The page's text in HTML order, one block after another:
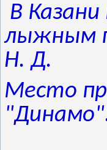
В
лыжным
Н. Д.
Место